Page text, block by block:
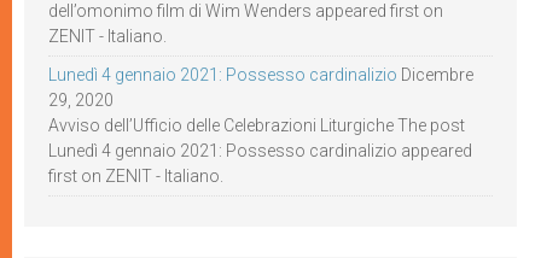
dell’omonimo film di Wim Wenders appeared first on
ZENIT - Italiano.
Lunedì 4 gennaio 2021: Possesso cardinalizio Dicembre
29, 2020
Avviso dell’Ufficio delle Celebrazioni Liturgiche The post
Lunedì 4 gennaio 2021: Possesso cardinalizio appeared
first on ZENIT - Italiano.